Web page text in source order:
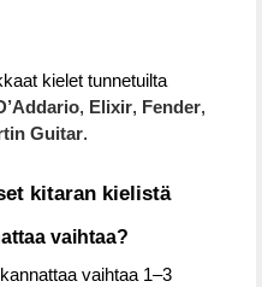
kielet tunnetuilta
, Elixir, Fender,
Guitar.
kitaran kielistä
vaihtaa?
vaihtaa 1–3